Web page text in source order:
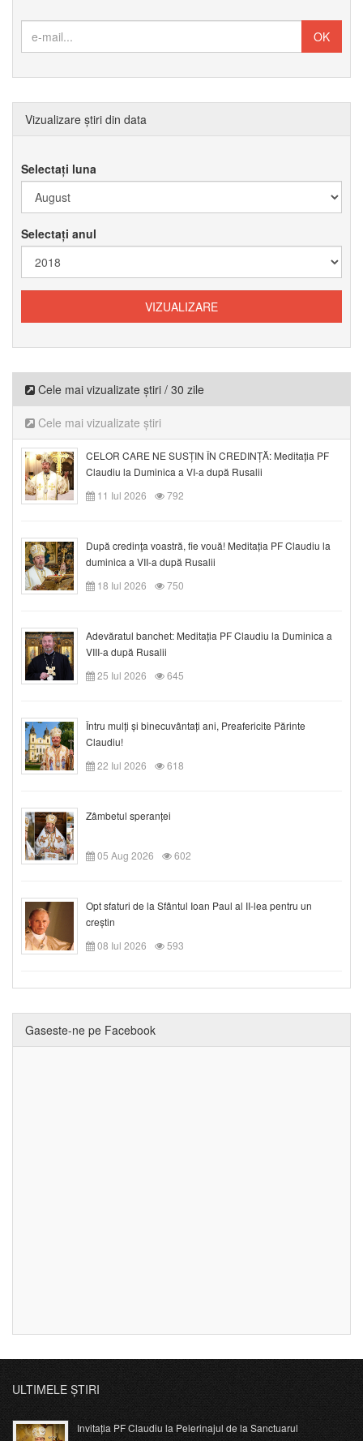
Vizualizare știri din data
Selectați luna
Selectați anul
Cele mai vizualizate știri / 30 zile
Cele mai vizualizate știri
CELOR CARE NE SUSȚIN ÎN CREDINȚĂ: Meditația PF
Claudiu la Duminica a VI-a după Rusalii
11 Iul 2026
792
După credinţa voastră, fie vouă! Meditația PF Claudiu la
duminica a VII-a după Rusalii
18 Iul 2026
750
Adevăratul banchet: Meditația PF Claudiu la Duminica a
VIII-a după Rusalii
25 Iul 2026
645
Întru mulți și binecuvântați ani, Preafericite Părinte
Claudiu!
22 Iul 2026
618
Zâmbetul speranței
05 Aug 2026 602
Opt sfaturi de la Sfântul Ioan Paul al II-lea pentru un
creștin
08 Iul 2026
593
Gaseste-ne pe Facebook
ULTIMELE ȘTIRI
Invitația PF Claudiu la Pelerinajul de la Sanctuarul